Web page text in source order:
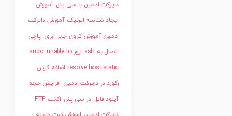
دایرکت ادمین با سی پنل آموزش
ایجاد شناسه ایرنیک آموزش دایرکت
ادمین آموزش کرون جابز ابری اپاچی
اتصال به ssh
ارور sudo: unable to
resolve host static اضافه کردن
رکورد در دایرکت ادمین افزایش حجم
آپلود فایل در سی پنل
اکانت FTP